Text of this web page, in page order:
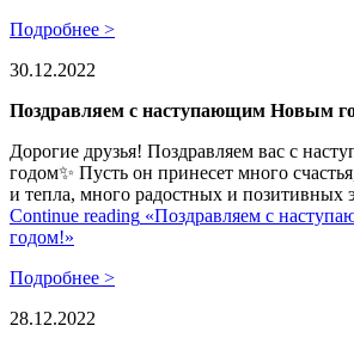
Подробнее >
30.12.2022
Поздравляем с наступающим Новым
Дорогие друзья! Поздравляем вас с
годом✨ Пусть он принесет много
и тепла, много радостных и позитивных
Continue reading «Поздравляем с
годом!»
Подробнее >
28.12.2022